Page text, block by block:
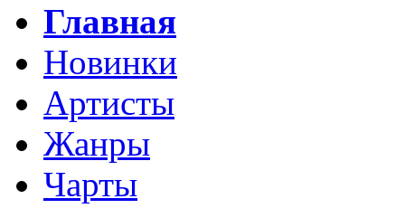
Главная
Новинки
Артисты
Жанры
Чарты